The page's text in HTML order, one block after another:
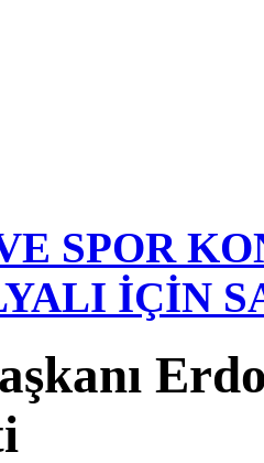
SPOR
İÇİN